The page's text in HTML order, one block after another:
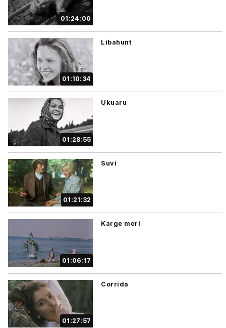
01:24:00
01:10:34
Libahunt
01:28:55
Ukuaru
01:21:32
Suvi
01:06:17
Karge meri
01:27:57
Corrida